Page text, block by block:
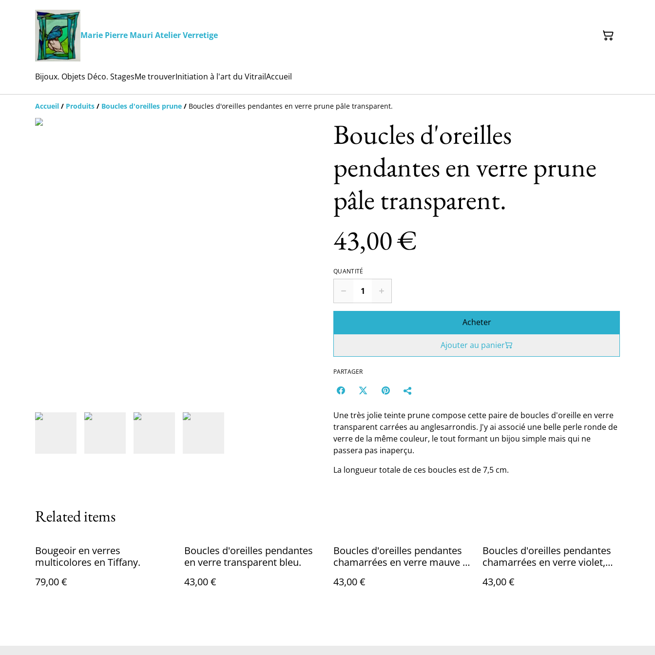
Marie Pierre Mauri Atelier Verretige
Bijoux. Objets Déco. StagesMe trouverInitiation à l'art du VitrailAccueil
Accueil / Produits / Boucles d'oreilles prune / Boucles d'oreilles pendantes en verre prune pâle transparent.
Boucles d'oreilles
pendantes en verre prune
pâle transparent.
43,00 €
QUANTITÉ
Acheter
Ajouter au panier
PARTAGER
Une très jolie teinte prune compose cette paire de boucles d'oreille en verre
transparent carrées au anglesarrondis. J'y ai associé une belle perle ronde de
verre de la même couleur, le tout formant un bijou simple mais qui ne
passera pas inaperçu.
La longueur totale de ces boucles est de 7,5 cm.
Related items
Bougeoir en verres
multicolores en Tiffany.
79,00 €
Boucles d'oreilles pendantes
en verre transparent bleu.
43,00 €
Boucles d'oreilles pendantes
chamarrées en verre mauve -
43,00 €
Boucles d'oreilles pendantes
chamarrées en verre violet,
transparent.
43,00 €